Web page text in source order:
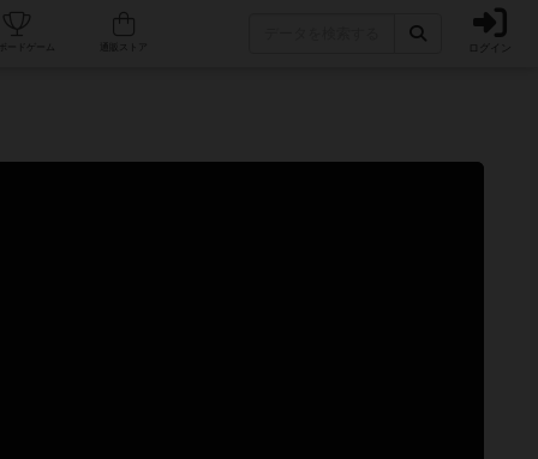
人気ボードゲーム ログイン